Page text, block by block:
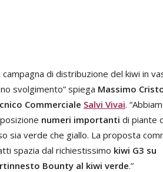
campagna di distribuzione del kiwi in
svolgimento” spiega Massimo
Commerciale Salvi Vivai.
numeri importanti di piante
sia verde che giallo. La proposta
spazia dal richiestissimo kiwi G3 su
Bounty al kiwi verde.”